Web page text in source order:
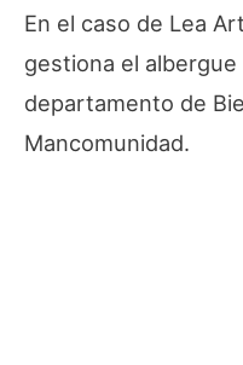
En el caso de Lea
gestiona el
departamento de
Mancomunidad.